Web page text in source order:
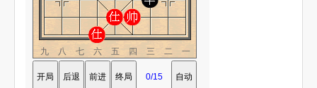
九八七六五四三二一